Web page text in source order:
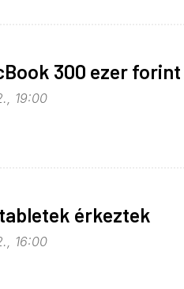
300 ezer
19:00
érkeztek
16:00